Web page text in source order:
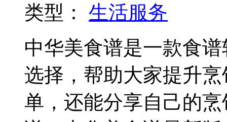
类型： 生活服务
中华美食谱是一款食
选择，帮助大家提升
单，还能分享自己的